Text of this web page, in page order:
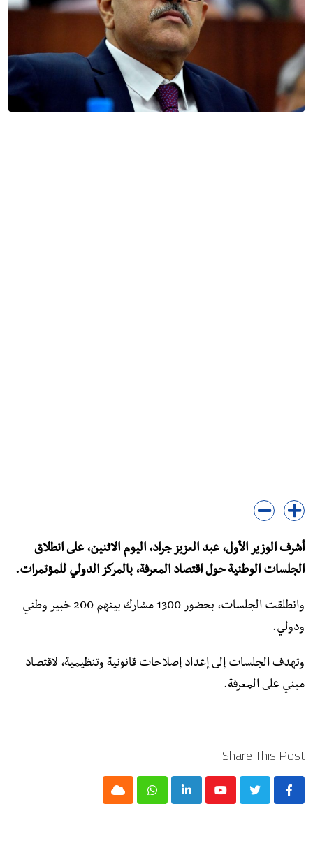
أشرف الوزير الأول، عبد العزيز جراد، اليوم الاثنين، على انطلاق
الجلسات الوطنية حول اقتصاد المعرفة، بالمركز الدولي للمؤتمرات.
وانطلقت الجلسات، بحضور 1300 مشارك بينهم 200 خبير وطني
ودولي.
وتهدف الجلسات إلى إعداد إصلاحات قانونية وتنظيمية، لاقتصاد
مبني على المعرفة.
Share This Post:
Youtube
LinkedIn
Whatsapp
Cloud